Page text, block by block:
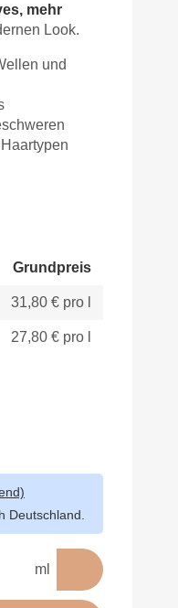
mehr
Look.
und
Grundpreis
31,80 € pro l
27,80 € pro l
Deutschland.
ml